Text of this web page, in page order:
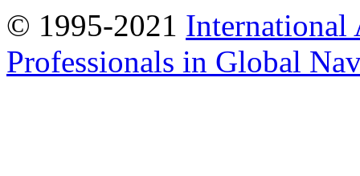
© 1995-2021 International
Professionals in Global